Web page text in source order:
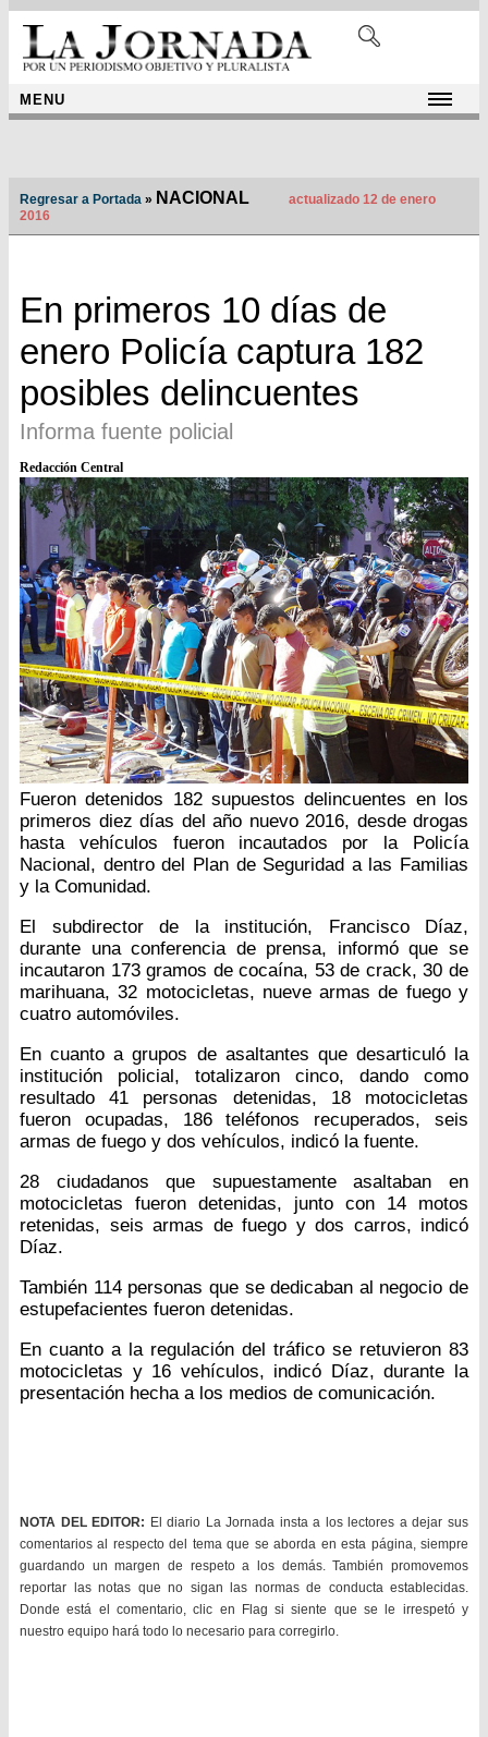
MENU
Regresar a Portada » NACIONAL
actualizado 12 de enero
2016
En primeros 10 días de
enero Policía captura 182
posibles delincuentes
Informa fuente policial
Redacción Central
Fueron detenidos 182 supuestos delincuentes en los
primeros diez días del año nuevo 2016, desde drogas
hasta vehículos fueron incautados por la Policía
Nacional, dentro del Plan de Seguridad a las Familias
y la Comunidad.
El subdirector de la institución, Francisco Díaz,
durante una conferencia de prensa, informó que se
incautaron 173 gramos de cocaína, 53 de crack, 30 de
marihuana, 32 motocicletas, nueve armas de fuego y
cuatro automóviles.
En cuanto a grupos de asaltantes que desarticuló la
institución policial, totalizaron cinco, dando como
resultado 41 personas detenidas, 18 motocicletas
fueron ocupadas, 186 teléfonos recuperados, seis
armas de fuego y dos vehículos, indicó la fuente.
28 ciudadanos que supuestamente asaltaban en
motocicletas fueron detenidas, junto con 14 motos
retenidas, seis armas de fuego y dos carros, indicó
Díaz.
También 114 personas que se dedicaban al negocio de
estupefacientes fueron detenidas.
En cuanto a la regulación del tráfico se retuvieron 83
motocicletas y 16 vehículos, indicó Díaz, durante la
presentación hecha a los medios de comunicación.
NOTA DEL EDITOR: El diario La Jornada insta a los lectores a dejar sus
comentarios al respecto del tema que se aborda en esta página, siempre
guardando un margen de respeto a los demás. También promovemos
reportar las notas que no sigan las normas de conducta establecidas.
Donde está el comentario, clic en Flag si siente que se le irrespetó y
nuestro equipo hará todo lo necesario para corregirlo.